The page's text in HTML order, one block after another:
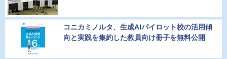
コニカミノルタ、生成AIパイロット校の活用傾
向と実践を集約した教員向け冊子を無料公開